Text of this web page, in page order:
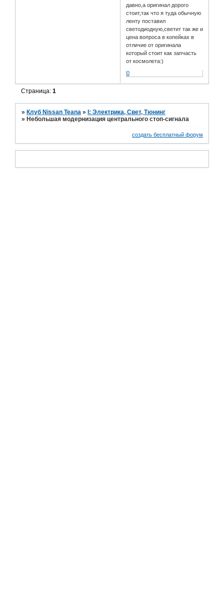
давно,а оригинал дорого
стоит,так что я туда обычную
ленту поставил
светодиодную,светит так же и
цена вопроса в копейках в
отличие от оригинала
который стоит как запчасть
от космолета:)
0
Страница:1
» Клуб Nissan Teana » I: Электрика, Свет, Тюнинг
» Небольшая модернизация центрального стоп-сигнала
создать бесплатный форум